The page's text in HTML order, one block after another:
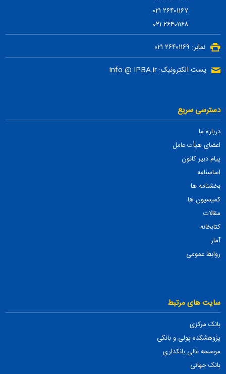
۲۶۴۰۱۱۶۷ ۰۲۱
۲۶۴۰۱۱۶۸ ۰۲۱
نمابر: ۲۶۴۰۱۱۶۹ ۰۲۱
پست الکترونیک: info @ IPBA.ir
دسترسی سریع
درباره ما
اعضای هیأت عامل
پیام دبیر کانون
اساسنامه
بخشنامه ها
کمیسیون ها
مقالات
کتابخانه
آمار
روابط عمومی
سایت های مرتبط
بانک مرکزی
پژوهشکده پولی و بانکی
موسسه عالی بانکداری
بانک جهانی